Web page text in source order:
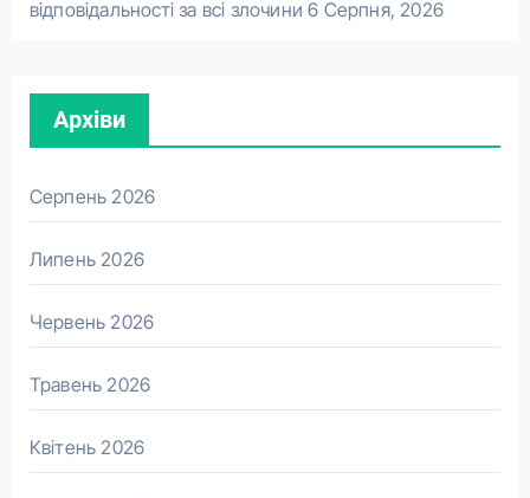
відповідальності за всі злочини 6 Серпня, 2026
Архіви
Серпень 2026
Липень 2026
Червень 2026
Травень 2026
Квітень 2026